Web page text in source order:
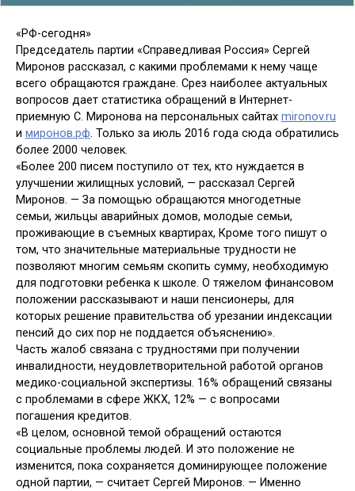
«РФ-сегодня»
Председатель партии «Справедливая Россия» Сергей
Миронов рассказал, с какими проблемами к нему чаще
всего обращаются граждане. Срез наиболее актуальных
вопросов дает статистика обращений в Интернет-
приемную С. Миронова на персональных сайтах mironov.ru
и миронов.рф. Только за июль 2016 года сюда обратились
более 2000 человек.
«Более 200 писем поступило от тех, кто нуждается в
улучшении жилищных условий, — рассказал Сергей
Миронов. — За помощью обращаются многодетные
семьи, жильцы аварийных домов, молодые семьи,
проживающие в съемных квартирах, Кроме того пишут о
том, что значительные материальные трудности не
позволяют многим семьям скопить сумму, необходимую
для подготовки ребенка к школе. О тяжелом финансовом
положении рассказывают и наши пенсионеры, для
которых решение правительства об урезании индексации
пенсий до сих пор не поддается объяснению».
Часть жалоб связана с трудностями при получении
инвалидности, неудовлетворительной работой органов
медико-социальной экспертизы. 16% обращений связаны
с проблемами в сфере ЖКХ, 12% — с вопросами
погашения кредитов.
«В целом, основной темой обращений остаются
социальные проблемы людей. И это положение не
изменится, пока сохраняется доминирующее положение
одной партии, — считает Сергей Миронов. — Именно